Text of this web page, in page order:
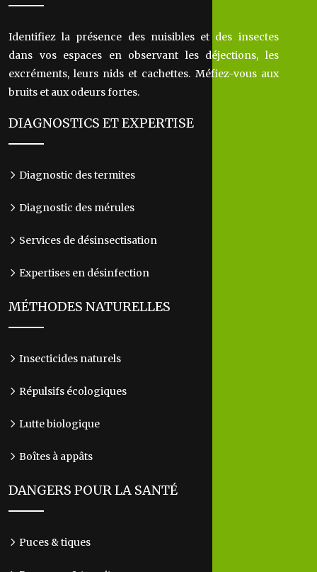
Identifiez la présence des nuisibles et des insectes
dans vos espaces en observant les déjections, les
excréments, leurs nids et cachettes. Méfiez-vous aux
bruits et aux odeurs fortes.
DIAGNOSTICS ET EXPERTISE
Diagnostic des termites
Diagnostic des mérules
Services de désinsectisation
Expertises en désinfection
MÉTHODES NATURELLES
Insecticides naturels
Répulsifs écologiques
Lutte biologique
Boîtes à appâts
DANGERS POUR LA SANTÉ
Puces & tiques